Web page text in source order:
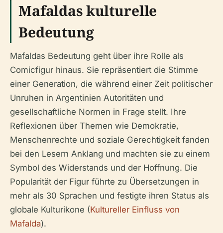
Mafaldas kulturelle
Bedeutung
Mafaldas Bedeutung geht über ihre Rolle als
Comicfigur hinaus. Sie repräsentiert die Stimme
einer Generation, die während einer Zeit politischer
Unruhen in Argentinien Autoritäten und
gesellschaftliche Normen in Frage stellt. Ihre
Reflexionen über Themen wie Demokratie,
Menschenrechte und soziale Gerechtigkeit fanden
bei den Lesern Anklang und machten sie zu einem
Symbol des Widerstands und der Hoffnung. Die
Popularität der Figur führte zu Übersetzungen in
mehr als 30 Sprachen und festigte ihren Status als
globale Kulturikone (Kultureller Einfluss von
Mafalda).